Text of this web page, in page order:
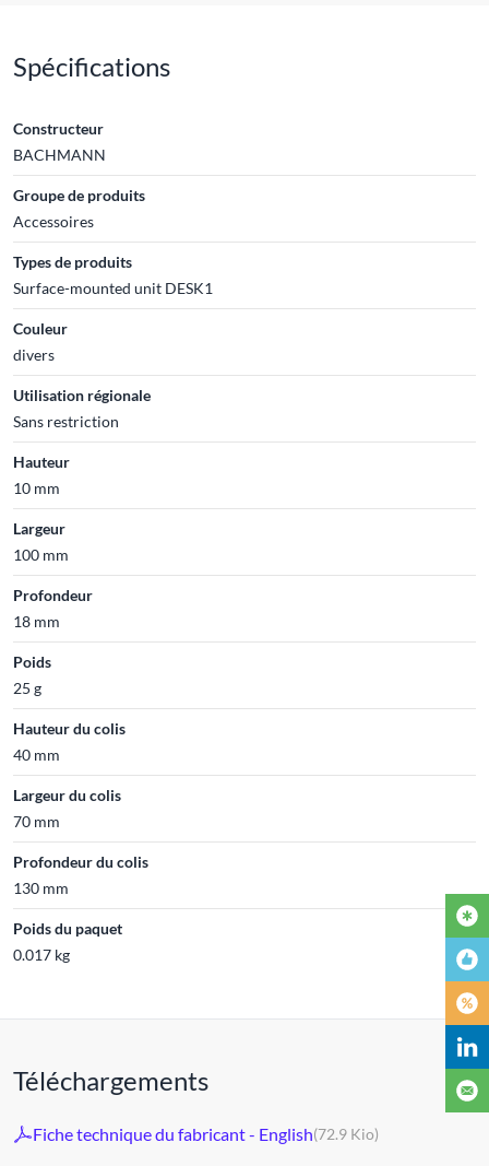
Spécifications
Constructeur
BACHMANN
Groupe de produits
Accessoires
Types de produits
Surface-mounted unit DESK1
Couleur
divers
Utilisation régionale
Sans restriction
Hauteur
10 mm
Largeur
100 mm
Profondeur
18 mm
Poids
25 g
Hauteur du colis
40 mm
Largeur du colis
70 mm
Profondeur du colis
130 mm
Poids du paquet
0.017 kg
Téléchargements
Fiche technique du fabricant - English(72.9 Kio)